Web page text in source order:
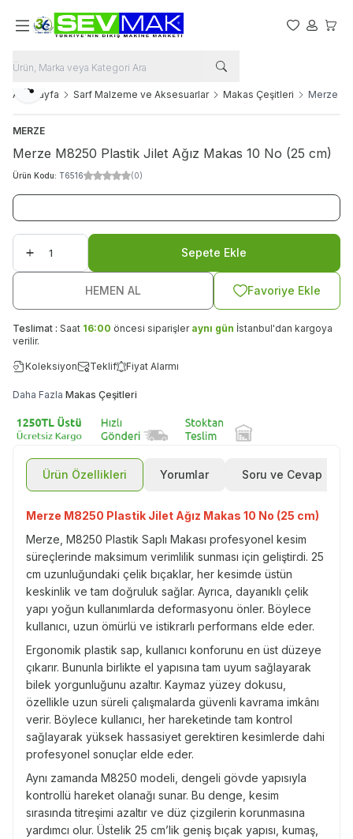
Favorilerim
Hesabım
Ana Sayfa Sarf Malzeme ve Aksesuarlar Makas Çeşitleri Merze
Paylaş
MERZE
Merze M8250 Plastik Jilet Ağız Makas 10 No (25 cm)
Ürün Kodu: T6516 (0)
Sepete Ekle
HEMEN AL Favoriye Ekle
Teslimat : Saat 16:00 öncesi siparişler aynı gün İstanbul'dan kargoya
verilir.
Koleksiyon Teklif Fiyat Alarmı
Daha Fazla Makas Çeşitleri
Ürün Özellikleri Yorumlar Soru ve Cevap
Merze M8250 Plastik Jilet Ağız Makas 10 No (25 cm)
Merze, M8250 Plastik Saplı Makası profesyonel kesim
süreçlerinde maksimum verimlilik sunması için geliştirdi. 25
cm uzunluğundaki çelik bıçaklar, her kesimde üstün
keskinlik ve tam doğruluk sağlar. Ayrıca, dayanıklı çelik
yapı yoğun kullanımlarda deformasyonu önler. Böylece
kullanıcı, uzun ömürlü ve istikrarlı performans elde eder.
Ergonomik plastik sap, kullanıcı konforunu en üst düzeye
çıkarır. Bununla birlikte el yapısına tam uyum sağlayarak
bilek yorgunluğunu azaltır. Kaymaz yüzey dokusu,
özellikle uzun süreli çalışmalarda güvenli kavrama imkânı
verir. Böylece kullanıcı, her hareketinde tam kontrol
sağlayarak yüksek hassasiyet gerektiren kesimlerde dahi
profesyonel sonuçlar elde eder.
Aynı zamanda M8250 modeli, dengeli gövde yapısıyla
kontrollü hareket olanağı sunar. Bu denge, kesim
sırasında titreşimi azaltır ve düz çizgilerin korunmasına
yardımcı olur. Üstelik 25 cm’lik geniş bıçak yapısı, kumaş,